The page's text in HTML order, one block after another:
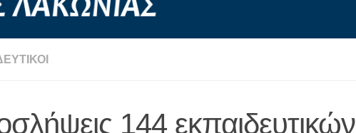
144 εκπαιδευτικών